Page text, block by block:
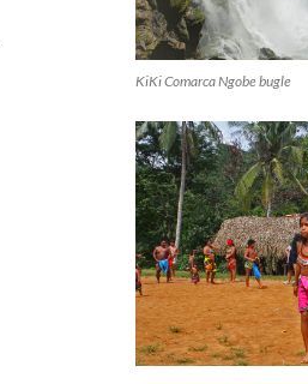
KiKi Comarca Ngobe bugle